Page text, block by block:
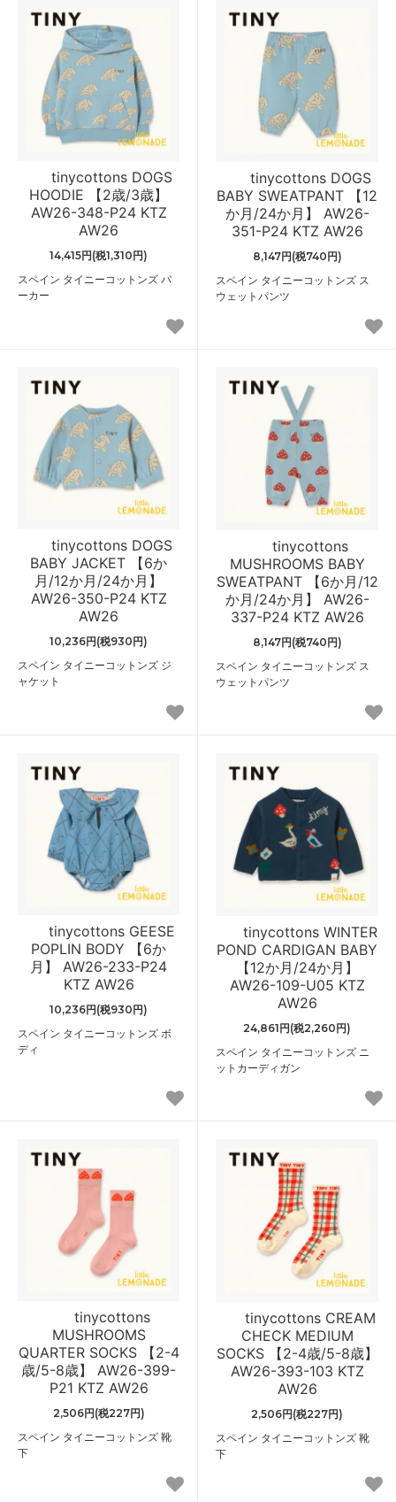
tinycottons DOGS
HOODIE 【2歳/3歳】
AW26-348-P24 KTZ
AW26
14,415円(税1,310円)
スペイン タイニーコットンズ パ
ーカー
tinycottons DOGS
BABY SWEATPANT 【12
か月/24か月】 AW26-
351-P24 KTZ AW26
8,147円(税740円)
スペイン タイニーコットンズ ス
ウェットパンツ
tinycottons DOGS
BABY JACKET 【6か
月/12か月/24か月】
AW26-350-P24 KTZ
AW26
10,236円(税930円)
スペイン タイニーコットンズ ジ
ャケット
tinycottons
MUSHROOMS BABY
SWEATPANT 【6か月/12
か月/24か月】 AW26-
337-P24 KTZ AW26
8,147円(税740円)
スペイン タイニーコットンズ ス
ウェットパンツ
tinycottons GEESE
POPLIN BODY 【6か
月】 AW26-233-P24
KTZ AW26
10,236円(税930円)
スペイン タイニーコットンズ ボ
ディ
tinycottons WINTER
POND CARDIGAN BABY
【12か月/24か月】
AW26-109-U05 KTZ
AW26
24,861円(税2,260円)
スペイン タイニーコットンズ ニ
ットカーディガン
tinycottons
MUSHROOMS
QUARTER SOCKS 【2-4
歳/5-8歳】 AW26-399-
P21 KTZ AW26
2,506円(税227円)
スペイン タイニーコットンズ 靴
下
tinycottons CREAM
CHECK MEDIUM
SOCKS 【2-4歳/5-8歳】
AW26-393-103 KTZ
AW26
2,506円(税227円)
スペイン タイニーコットンズ 靴
下